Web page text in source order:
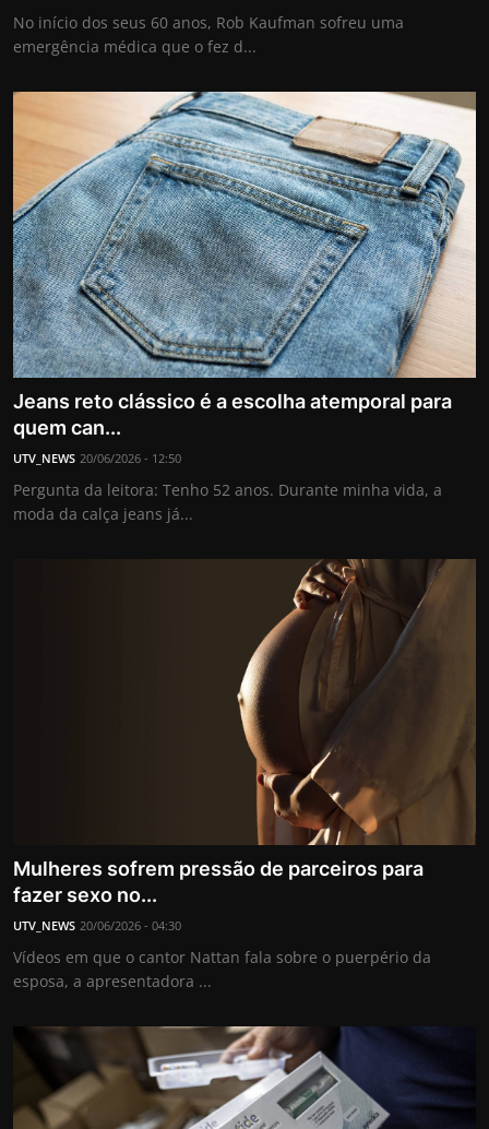
No início dos seus 60 anos, Rob Kaufman sofreu uma
emergência médica que o fez d...
Jeans reto clássico é a escolha atemporal para
quem can...
UTV_NEWS 20/06/2026 - 12:50
Pergunta da leitora: Tenho 52 anos. Durante minha vida, a
moda da calça jeans já...
Mulheres sofrem pressão de parceiros para
fazer sexo no...
UTV_NEWS 20/06/2026 - 04:30
Vídeos em que o cantor Nattan fala sobre o puerpério da
esposa, a apresentadora ...